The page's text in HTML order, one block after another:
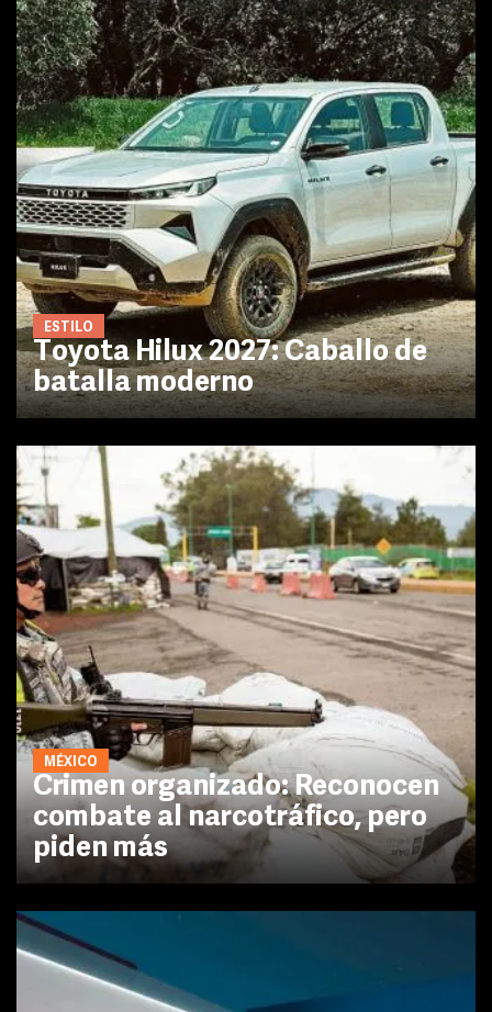
ESTILO
Toyota Hilux 2027: Caballo de
batalla moderno
MÉXICO
Crimen organizado: Reconocen
combate al narcotráfico, pero
piden más